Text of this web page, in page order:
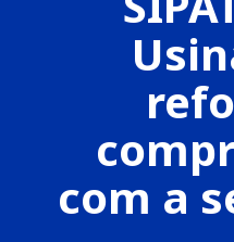
com a